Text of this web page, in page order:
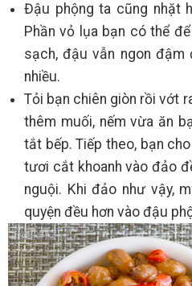
Đậu phộng ta cũng nhặt
Phần vỏ lụa bạn có thể
sạch, đậu vẫn ngon đậm
nhiều.
Tỏi bạn chiên giòn rồi vớt
thêm muối, nếm vừa ăn
tắt bếp. Tiếp theo, bạn
tươi cắt khoanh vào đảo
nguội. Khi đảo như vậy,
quyện đều hơn vào đậu